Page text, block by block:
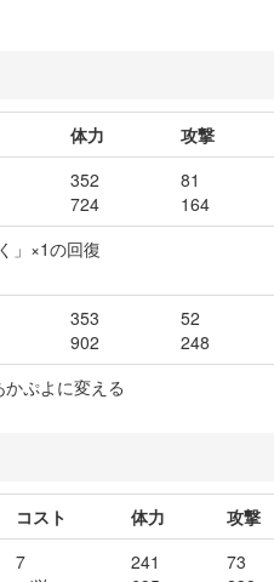
体力 攻撃
352
724
81
164
」×1の回復
353
902
52
248
ぷよに変える
コスト 体力 攻撃
7
241
73